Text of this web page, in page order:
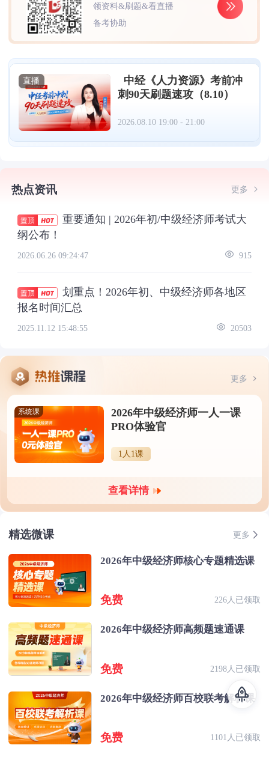
领资料&刷题&看直播
备考协助
直播
中经《人力资源》考前冲
刺90天刷题速攻（8.10）
2026.08.10 19:00 - 21:00
热点资讯 更多
重要通知 | 2026年初/中级经济师考试大
纲公布！
2026.06.26 09:24:47 915
划重点！2026年初、中级经济师各地区
报名时间汇总
2025.11.12 15:48:55 20503
更多
系统课
2026年中级经济师一人一课
PRO体验官
1人1课
查看详情
精选微课 更多
2026年中级经济师核心专题精选课
免费 226人已领取
2026年中级经济师高频题速通课
免费 2198人已领取
2026年中级经济师百校联考解析课
免费 1101人已领取